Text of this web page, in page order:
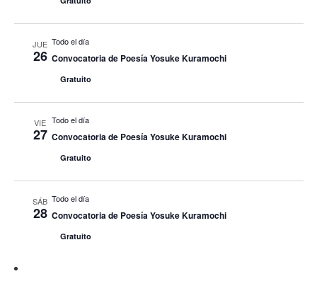
JUE
26
Todo el día
Convocatoria de Poesía Yosuke Kuramochi
Gratuito
VIE
27
Todo el día
Convocatoria de Poesía Yosuke Kuramochi
Gratuito
SÁB
28
Todo el día
Convocatoria de Poesía Yosuke Kuramochi
Gratuito